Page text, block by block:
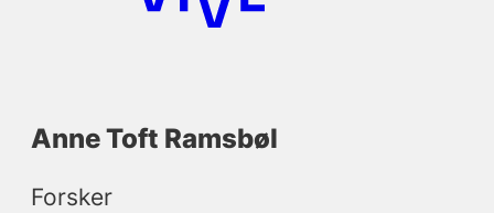
Anne Toft Ramsbøl
Forsker